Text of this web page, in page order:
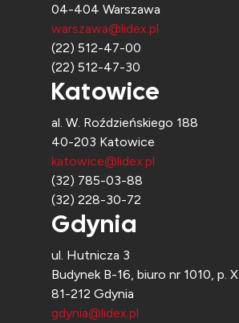
04-404 Warszawa
warszawa@lidex.pl
(22) 512-47-00
(22) 512-47-30
Katowice
al. W. Roździeńskiego 188
40-203 Katowice
katowice@lidex.pl
(32) 785-03-88
(32) 228-30-72
Gdynia
ul. Hutnicza 3
Budynek B-16, biuro nr 1010, p. X
81-212 Gdynia
gdynia@lidex.pl